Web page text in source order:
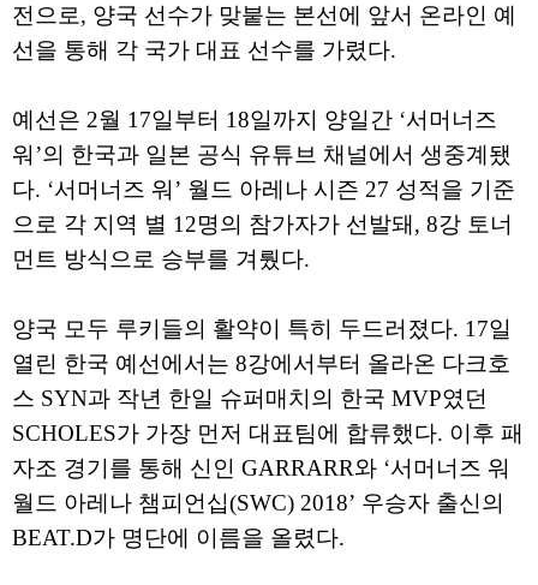
전으로, 양국 선수가 맞붙는 본선에 앞서 온라인 예
선을 통해 각 국가 대표 선수를 가렸다.
예선은 2월 17일부터 18일까지 양일간 ‘서머너즈
워’의 한국과 일본 공식 유튜브 채널에서 생중계됐
다. ‘서머너즈 워’ 월드 아레나 시즌 27 성적을 기준
으로 각 지역 별 12명의 참가자가 선발돼, 8강 토너
먼트 방식으로 승부를 겨뤘다.
양국 모두 루키들의 활약이 특히 두드러졌다. 17일
열린 한국 예선에서는 8강에서부터 올라온 다크호
스 SYN과 작년 한일 슈퍼매치의 한국 MVP였던
SCHOLES가 가장 먼저 대표팀에 합류했다. 이후 패
자조 경기를 통해 신인 GARRARR와 ‘서머너즈 워
월드 아레나 챔피언십(SWC) 2018’ 우승자 출신의
BEAT.D가 명단에 이름을 올렸다.